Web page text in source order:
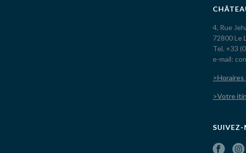
4, Rue
72800 Le
Tel. +33
e-mail:
>Votre
SUIVEZ-